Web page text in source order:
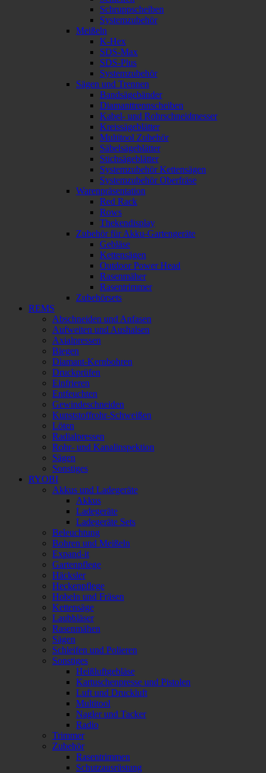
Schruppscheiben
Systemzubehör
Meißeln
K-Hex
SDS-Max
SDS-Plus
Systemzubehör
Sägen und Trennen
Bandsägebänder
Diamanttrennscheiben
Kabel- und Rohrschneidmesser
Kreissägeblätter
Multitool Zubehör
Säbelsägeblätter
Stichsägeblätter
Systemzubehör Kettensägen
Systemzubehör Oberfräse
Warenpräsentation
Red Rack
Rows
Thekendisplay
Zubehör für Akku-Gartengeräte
Gebläse
Kettensägen
Outdoor Power Head
Rasenmäher
Rasentrimmer
Zubehörsets
REMS
Abschneiden und Anfasen
Aufweiten und Aushalsen
Axialpressen
Biegen
Diamant-Kernbohren
Druckprüfen
Einfrieren
Entfeuchten
Gewindeschneiden
Kunststoffrohr-Schweißen
Löten
Radialpressen
Rohr- und Kanalinspektion
Sägen
Sonstiges
RYOBI
Akkus und Ladegeräte
Akkus
Ladegeräte
Ladegeräte Sets
Beleuchtung
Bohren und Meißeln
Expand-it
Gartenpflege
Häcksler
Heckenpflege
Hobeln und Fräsen
Kettensäge
Laubbläser
Rasenmähen
Sägen
Schleifen und Polieren
Sonstiges
Heißluftgebläse
Kartuschenpresse und Pistolen
Luft und Druckluft
Multitool
Nagler und Tacker
Radio
Trimmer
Zubehör
Rasentrimmen
Schutzausrüstung